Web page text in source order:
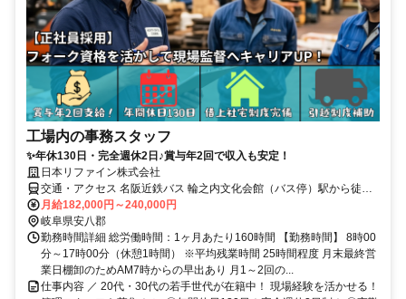
工場内の事務スタッフ
✨年休130日・完全週休2日♪賞与年2回で収入も安定！
日本リファイン株式会社
交通・アクセス 名阪近鉄バス 輪之内文化会館（バス停）駅から徒歩
10分 マイカー通勤OK！（無料駐車場あり） 《 地元からの通勤に便
利な好立地！ 》 安八郡（輪之内町・安八町）にお住まいの方、 大垣
市、羽島市、海津市、養老町、瑞穂市などからも車でスムーズに通え
ます。 渋滞を避けたルート選びもしやすく、西濃・岐阜エリア全域
から通勤可能な立地です！
月給182,000円～240,000円
岐阜県安八郡
勤務時間詳細 総労働時間：1ヶ月あたり160時間 【勤務時間】 8時00
分～17時00分（休憩1時間） ※平均残業時間 25時間程度 月末最終営
業日棚卸のためAM7時からの早出あり 月1～2回の...
仕事内容 ／ 20代・30代の若手世代が在籍中！ 現場経験を活かせる！